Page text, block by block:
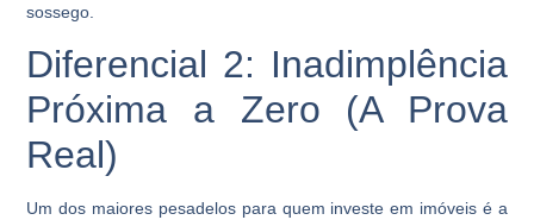
sossego.
Diferencial 2: Inadimplência
Próxima a Zero (A Prova
Real)
Um dos maiores pesadelos para quem investe em imóveis é a